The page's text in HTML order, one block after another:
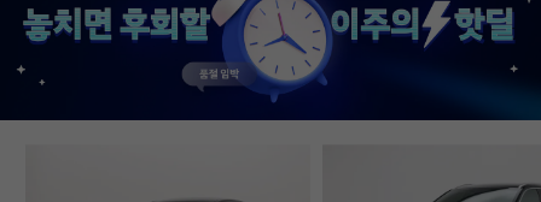
막막한데, 그런 부담이 많이 줄었습니다.
온라인으로 비교하고 구매까지 진행할 수
있어서 시간적으로도 편했고, 직장인
입장에서는 이 부분이 특히
고민하는 사람 있으면
현대인증중고차 추천
차량 보내주셔서 감사